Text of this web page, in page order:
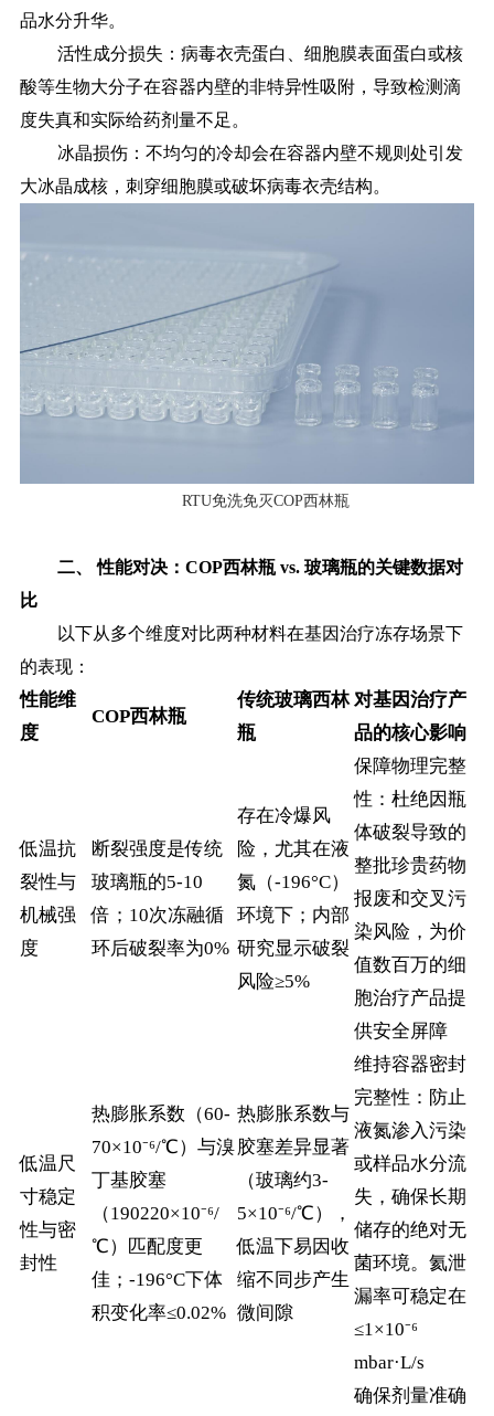
品水分升华。
活性成分损失：病毒衣壳蛋白、细胞膜表面蛋白或核
酸等生物大分子在容器内壁的非特异性吸附，导致检测滴
度失真和实际给药剂量不足。
冰晶损伤：不均匀的冷却会在容器内壁不规则处引发
大冰晶成核，刺穿细胞膜或破坏病毒衣壳结构。
RTU免洗免灭COP西林瓶
二、 性能对决： COP西林瓶 vs. 玻璃瓶的关键数据对
比
以下从多个维度对比两种材料在基因治疗冻存场景下
的表现：
性能维
度
COP西林瓶
传统玻璃西林
瓶
对基因治疗产
品的核心影响
低温抗
裂性与
机械强
度
断裂强度是传统
玻璃瓶的5-10
倍；10次冻融循
环后破裂率为0%
存在冷爆风
险，尤其在液
氮（-196°C）
环境下；内部
研究显示破裂
风险≥5%
保障物理完整
性：杜绝因瓶
体破裂导致的
整批珍贵药物
报废和交叉污
染风险，为价
值数百万的细
胞治疗产品提
供安全屏障
低温尺
寸稳定
性与密
封性
热膨胀系数（60-
70×10⁻⁶/℃）与溴
丁基胶塞
（190220×10⁻⁶/
℃）匹配度更
佳；-196°C下体
积变化率≤0.02%
热膨胀系数与
胶塞差异显著
（玻璃约3-
5×10⁻⁶/℃），
低温下易因收
缩不同步产生
微间隙
维持容器密封
完整性：防止
液氮渗入污染
或样品水分流
失，确保长期
储存的绝对无
菌环境。氦泄
漏率可稳定在
≤1×10⁻⁶
mbar·L/s
确保剂量准确